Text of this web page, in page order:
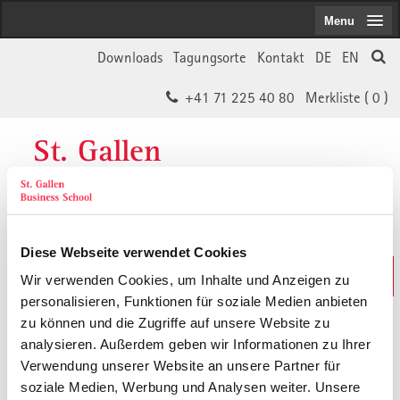
Diese Webseite verwendet Cookies
Wir verwenden Cookies, um Inhalte und Anzeigen zu
personalisieren, Funktionen für soziale Medien anbieten
zu können und die Zugriffe auf unsere Website zu
analysieren. Außerdem geben wir Informationen zu Ihrer
Verwendung unserer Website an unsere Partner für
soziale Medien, Werbung und Analysen weiter. Unsere
EN
DE
Kontakt
Tagungsorte
Downloads
Merkliste ( 0 )
+41 71 225 40 80
St. Gallen
Business School
Weiterbildungs-Suche
In 30 Sekunden das Passende finden
Menu
Der von Ihnen gesuchte Inhalt ist